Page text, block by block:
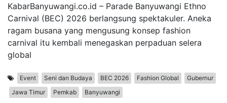
KabarBanyuwangi.co.id – Parade Banyuwangi Ethno
Carnival (BEC) 2026 berlangsung spektakuler. Aneka
ragam busana yang mengusung konsep fashion
carnival itu kembali menegaskan perpaduan selera
global
Event Seni dan Budaya BEC 2026 Fashion Global
Gubernur
Jawa Timur
Pemkab Banyuwangi